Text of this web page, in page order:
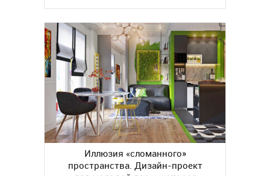
Иллюзия «сломанного»
пространства. Дизайн-проект